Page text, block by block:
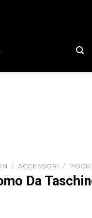
/ ACCESSORI /
Da